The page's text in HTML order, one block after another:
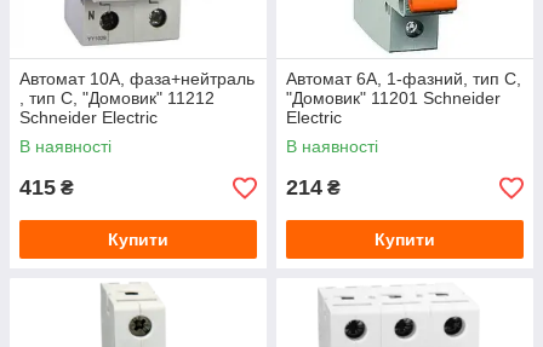
Автомат 10A, фаза+нейтраль
, тип С, "Домовик" 11212
Schneider Electric
В наявності
415 ₴
Купити
Автомат 6A, 1-фазний, тип С,
"Домовик" 11201 Schneider
Electric
В наявності
214 ₴
Купити